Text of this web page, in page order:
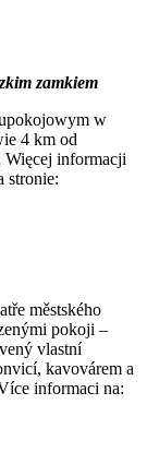
zamkiem
w
4 km od
Więcej informacji
stronie:
městského
pokoji –
vlastní
kavovárem a
informaci na: